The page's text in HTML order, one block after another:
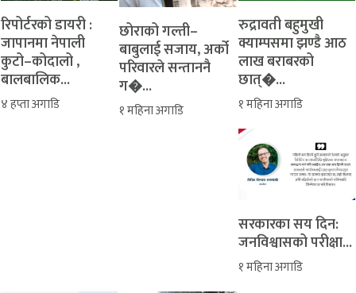
रिपोर्टरको डायरी :
जापानमा नेपाली
कुटो–कोदालो ,
बालबालिक...
४ हप्ता अगाडि
‎​छोराको गल्ती–
बाबुलाई सजाय, अर्को
परिवारले सन्ताननै
ग�...
१ महिना अगाडि
रुद्रावती बहुमुखी
क्याम्पसमा झण्डै आठ
लाख बराबरको
छात्�...
१ महिना अगाडि
सरकारका सय दिन:
जनविश्वासको परीक्षा...
१ महिना अगाडि